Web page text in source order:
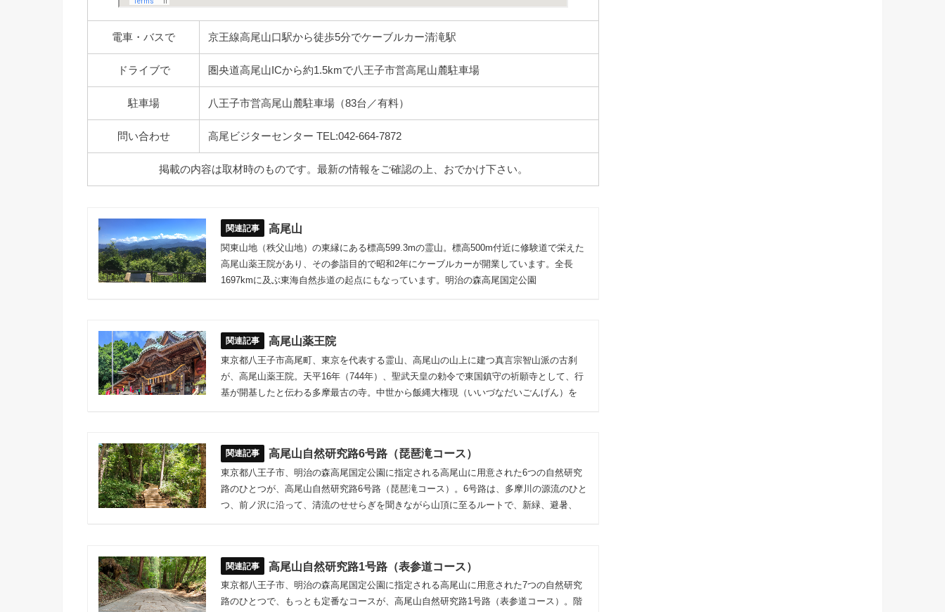
電車・バスで 京王線高尾山口駅から徒歩5分でケーブルカー清滝駅
ドライブで 圏央道高尾山ICから約1.5kmで八王子市営高尾山麓駐車場
駐車場 八王子市営高尾山麓駐車場（83台／有料）
問い合わせ 高尾ビジターセンター TEL:042-664-7872
掲載の内容は取材時のものです。最新の情報をご確認の上、おでかけ下さい。
高尾山
関東山地（秩父山地）の東縁にある標高599.3mの霊山。標高500m付近に修験道で栄えた
高尾山薬王院があり、その参詣目的で昭和2年にケーブルカーが開業しています。全長
1697kmに及ぶ東海自然歩道の起点にもなっています。明治の森高尾国定公園
高尾山薬王院
東京都八王子市高尾町、東京を代表する霊山、高尾山の山上に建つ真言宗智山派の古刹
が、高尾山薬王院。天平16年（744年）、聖武天皇の勅令で東国鎮守の祈願寺として、行
基が開基したと伝わる多摩最古の寺。中世から飯縄大権現（いいづなだいごんげん）を
高尾山自然研究路6号路（琵琶滝コース）
東京都八王子市、明治の森高尾国定公園に指定される高尾山に用意された6つの自然研究
路のひとつが、高尾山自然研究路6号路（琵琶滝コース）。6号路は、多摩川の源流のひと
つ、前ノ沢に沿って、清流のせせらぎを聞きながら山頂に至るルートで、新緑、避暑、
高尾山自然研究路1号路（表参道コース）
東京都八王子市、明治の森高尾国定公園に指定される高尾山に用意された7つの自然研究
路のひとつで、もっとも定番なコースが、高尾山自然研究路1号路（表参道コース）。階